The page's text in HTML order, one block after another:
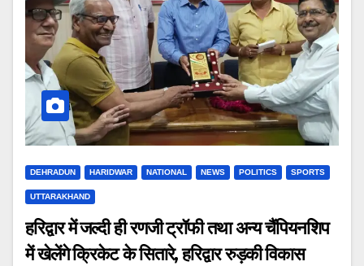
DEHRADUN HARIDWAR NATIONAL NEWS POLITICS SPORTS
UTTARAKHAND
हरिद्वार में जल्दी ही रणजी ट्रॉफी तथा अन्य चैंपियनशिप
में खेलेंगे क्रिकेट के सितारे, हरिद्वार रुड़की विकास